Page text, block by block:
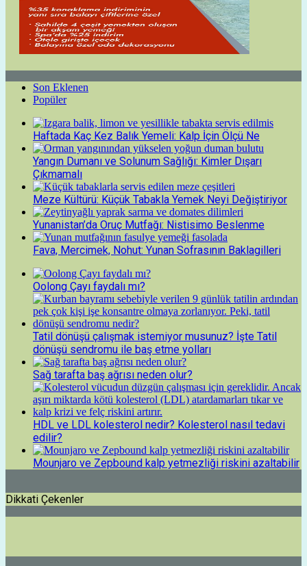
Son Eklenen
Popüler
Haftada Kaç Kez Balık Yemeli: Kalp İçin Ölçü Ne
Yangın Dumanı ve Solunum Sağlığı: Kimler Dışarı
Çıkmamalı
Meze Kültürü: Küçük Tabakla Yemek Neyi Değiştiriyor
Yunanistan’da Oruç Mutfağı: Nistisimo Beslenme
Fava, Mercimek, Nohut: Yunan Sofrasının Baklagilleri
Oolong Çayı faydalı mı?
Tatil dönüşü çalışmak istemiyor musunuz? İşte Tatil
dönüşü sendromu ile baş etme yolları
Sağ tarafta baş ağrısı neden olur?
HDL ve LDL kolesterol nedir? Kolesterol nasıl tedavi
edilir?
Mounjaro ve Zepbound kalp yetmezliği riskini azaltabilir
Dikkati Çekenler